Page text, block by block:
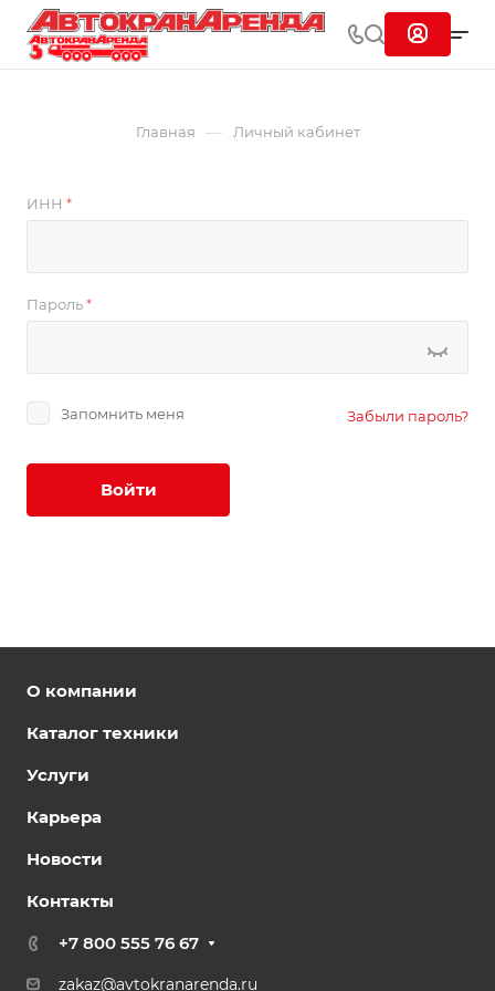
Главная — Личный кабинет
ИНН *
Пароль*
Запомнить меня Забыли пароль?
Войти
О компании
Каталог техники
Услуги
Карьера
Новости
Контакты
+7 800 555 76 67
zakaz@avtokranarenda.ru